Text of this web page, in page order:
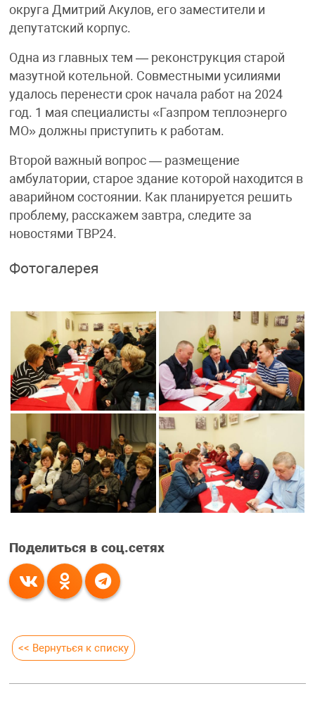
округа Дмитрий Акулов, его заместители и
депутатский корпус.
Одна из главных тем — реконструкция старой
мазутной котельной. Совместными усилиями
удалось перенести срок начала работ на 2024
год. 1 мая специалисты «Газпром теплоэнерго
МО» должны приступить к работам.
Второй важный вопрос — размещение
амбулатории, старое здание которой находится в
аварийном состоянии. Как планируется решить
проблему, расскажем завтра, следите за
новостями ТВР24.
Фотогалерея
Поделиться в соц.сетях
<< Вернуться к списку